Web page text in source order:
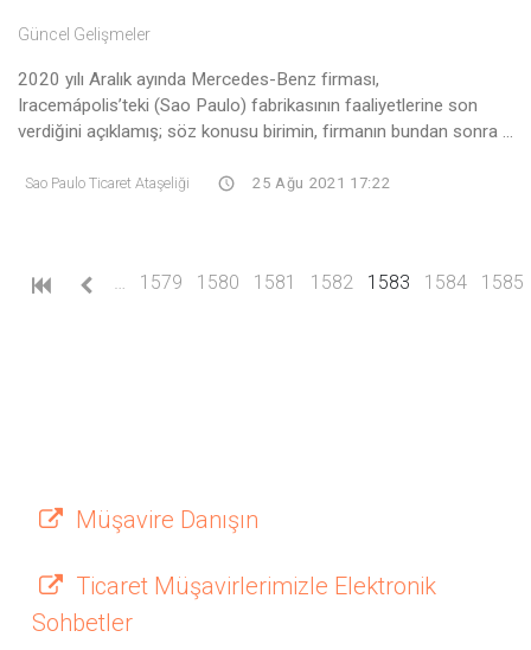
Güncel Gelişmeler
2020 yılı Aralık ayında Mercedes-Benz firması,
Iracemápolis’teki (Sao Paulo) fabrikasının faaliyetlerine son
verdiğini açıklamış; söz konusu birimin, firmanın bundan sonra ...
Sao Paulo Ticaret Ataşeliği 25 Ağu 2021 17:22
1579 1580 1581 1582 1583 (current)
1584 1585
Müşavire Danışın
Ticaret Müşavirlerimizle Elektronik
Sohbetler